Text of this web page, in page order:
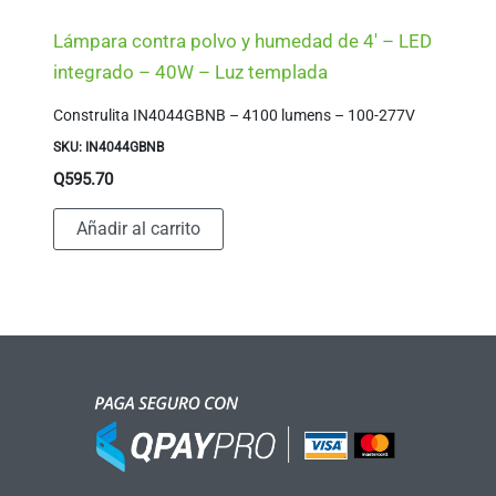
Lámpara contra polvo y humedad de 4′ – LED
integrado – 40W – Luz templada
Construlita IN4044GBNB – 4100 lumens – 100-277V
SKU: IN4044GBNB
Q595.70
Añadir al carrito